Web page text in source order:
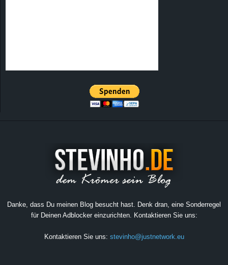
Danke, dass Du meinen Blog besucht hast. Denk dran, eine Sonderregel
für Deinen Adblocker einzurichten. Kontaktieren Sie uns:
Kontaktieren Sie uns: stevinho@justnetwork.eu